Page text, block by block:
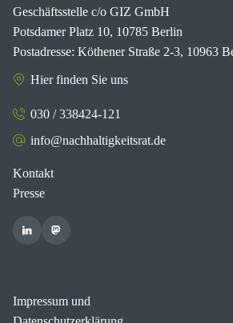
Geschäftsstelle c/o GIZ GmbH
Potsdamer Platz 10, 10785 Berlin
Postadresse: Köthener Straße 2-3, 10963
Hier finden Sie uns
030 / 338424-121
info@nachhaltigkeitsrat.de
Kontakt
Presse
Impressum und